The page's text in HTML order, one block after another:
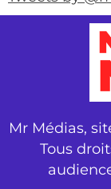
Mr Médias,
Tous